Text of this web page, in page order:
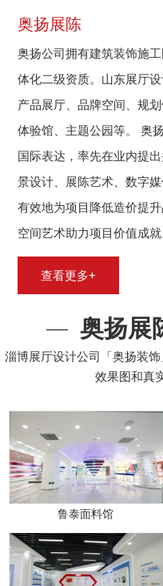
奥扬展陈
奥扬公司拥有建筑装饰施
体化二级资质。山东展厅
产品展厅、品牌空间、规
体验馆、主题公园等。 奥
国际表达，率先在业内提
景设计、展陈艺术、数字媒
有效地为项目降低造价提
空间艺术助力项目价值成就
查看更多+
奥扬展
淄博展厅设计公司「奥扬装
效果图和真
鲁泰面料馆